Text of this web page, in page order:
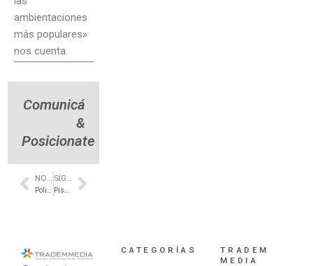
ambientaciones
más populares»
nos cuenta.
Comunicá
&
Posicionate
Prev Next
CATEGORÍAS
TRADEM
MEDIA